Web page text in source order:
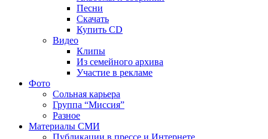
Песни
Скачать
Купить CD
Видео
Клипы
Из семейного архива
Участие в рекламе
Фото
Сольная карьера
Группа “Миссия”
Разное
Материалы СМИ
Публикации в прессе и Интернете